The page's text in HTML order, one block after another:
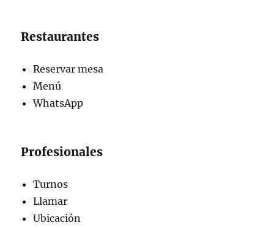
Restaurantes
Reservar mesa
Menú
WhatsApp
Profesionales
Turnos
Llamar
Ubicación